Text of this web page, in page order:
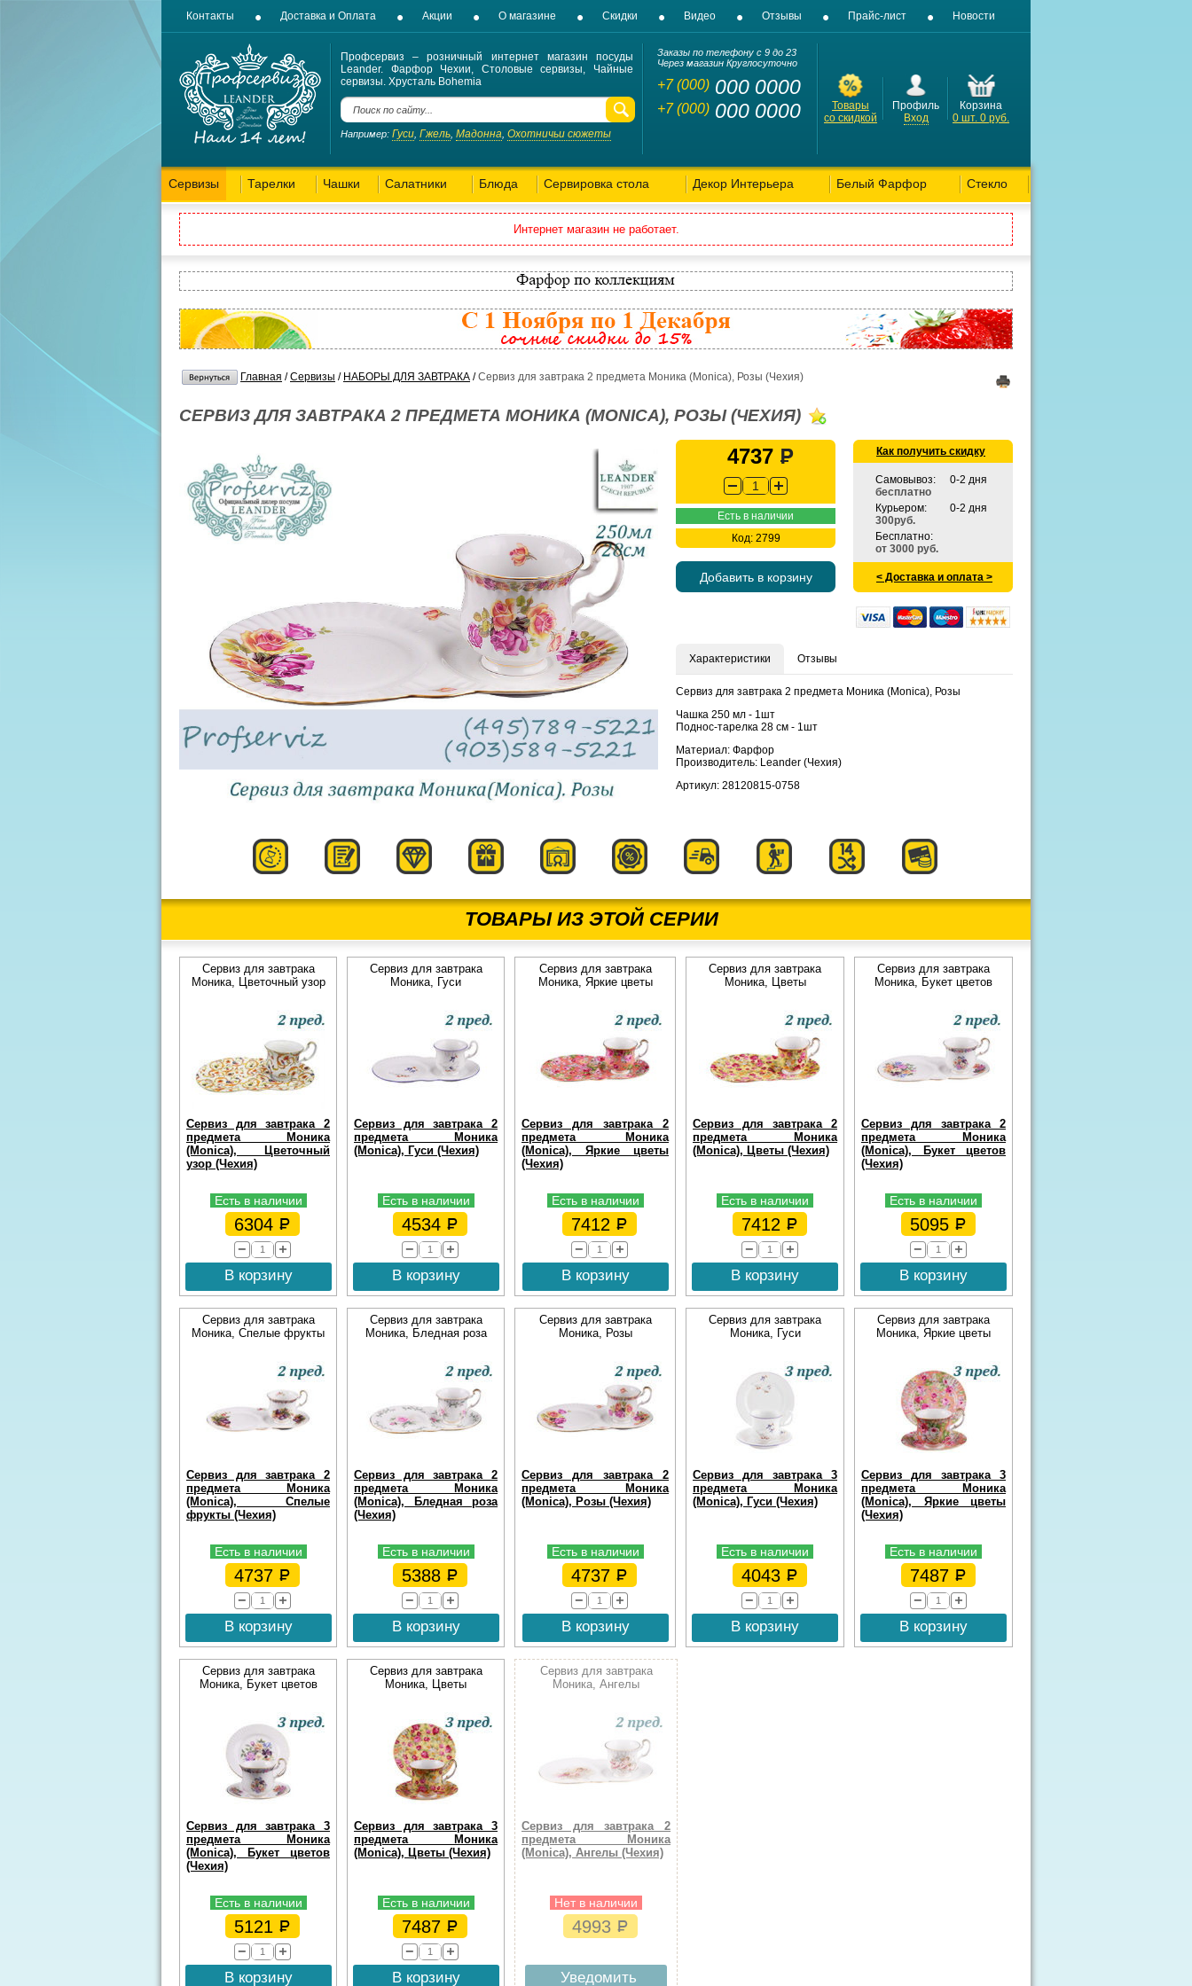
Контакты Доставка и Оплата Акции О магазине Скидки Видео Отзывы Прайс-лист Новости
Профсервиз – розничный интернет магазин посуды
Leander. Фарфор Чехии, Столовые сервизы, Чайные
сервизы. Хрусталь Bohemia
Например: Гуси Гжель Мадонна Охотничьи сюжеты
Заказы по телефону с 9 до 23
Через магазин Круглосуточно
+7 (000) 000 0000
+7 (000) 000 0000
Товары
со скидкой
Профиль
Вход
Корзина
0 шт. 0 руб.
Сервизы Тарелки Чашки Салатники Блюда Сервировка стола Декор Интерьера Белый Фарфор Стекло
Интернет магазин не работает.
Главная /Сервизы / НАБОРЫ ДЛЯ ЗАВТРАКА /Сервиз для завтрака 2 предмета Моника (Monica), Розы (Чехия)
СЕРВИЗ ДЛЯ ЗАВТРАКА 2 ПРЕДМЕТА МОНИКА (MONICA), РОЗЫ (ЧЕХИЯ)
4737
Есть в наличии
Код: 2799
Добавить в корзину
Как получить скидку
Самовывоз:
бесплатно
0-2 дня
Курьером:
300руб.
0-2 дня
Бесплатно:
от 3000 руб.
< Доставка и оплата >
Характеристики Отзывы
Сервиз для завтрака 2 предмета Моника (Monica), Розы
Чашка 250 мл - 1шт
Поднос-тарелка 28 см - 1шт
Материал: Фарфор
Производитель: Leander (Чехия)
Артикул: 28120815-0758
ТОВАРЫ ИЗ ЭТОЙ СЕРИИ
Сервиз для завтрака
Моника, Цветочный узор
Сервиз для завтрака 2
предмета Моника
(Monica), Цветочный
узор (Чехия)
Есть в наличии
6304
В корзину
Сервиз для завтрака
Моника, Гуси
Сервиз для завтрака 2
предмета Моника
(Monica), Гуси (Чехия)
Есть в наличии
4534
В корзину
Сервиз для завтрака
Моника, Яркие цветы
Сервиз для завтрака 2
предмета Моника
(Monica), Яркие цветы
(Чехия)
Есть в наличии
7412
В корзину
Сервиз для завтрака
Моника, Цветы
Сервиз для завтрака 2
предмета Моника
(Monica), Цветы (Чехия)
Есть в наличии
7412
В корзину
Сервиз для завтрака
Моника, Букет цветов
Сервиз для завтрака 2
предмета Моника
(Monica), Букет цветов
(Чехия)
Есть в наличии
5095
В корзину
Сервиз для завтрака
Моника, Спелые фрукты
Сервиз для завтрака 2
предмета Моника
(Monica), Спелые
фрукты (Чехия)
Есть в наличии
4737
В корзину
Сервиз для завтрака
Моника, Бледная роза
Сервиз для завтрака 2
предмета Моника
(Monica), Бледная роза
(Чехия)
Есть в наличии
5388
В корзину
Сервиз для завтрака
Моника, Розы
Сервиз для завтрака 2
предмета Моника
(Monica), Розы (Чехия)
Есть в наличии
4737
В корзину
Сервиз для завтрака
Моника, Гуси
Сервиз для завтрака 3
предмета Моника
(Monica), Гуси (Чехия)
Есть в наличии
4043
В корзину
Сервиз для завтрака
Моника, Яркие цветы
Сервиз для завтрака 3
предмета Моника
(Monica), Яркие цветы
(Чехия)
Есть в наличии
7487
В корзину
Сервиз для завтрака
Моника, Букет цветов
Сервиз для завтрака 3
предмета Моника
(Monica), Букет цветов
(Чехия)
Есть в наличии
5121
В корзину
Сервиз для завтрака
Моника, Цветы
Сервиз для завтрака 3
предмета Моника
(Monica), Цветы (Чехия)
Есть в наличии
7487
В корзину
Сервиз для завтрака
Моника, Ангелы
Сервиз для завтрака 2
предмета Моника
(Monica), Ангелы (Чехия)
Нет в наличии
4993
Уведомить